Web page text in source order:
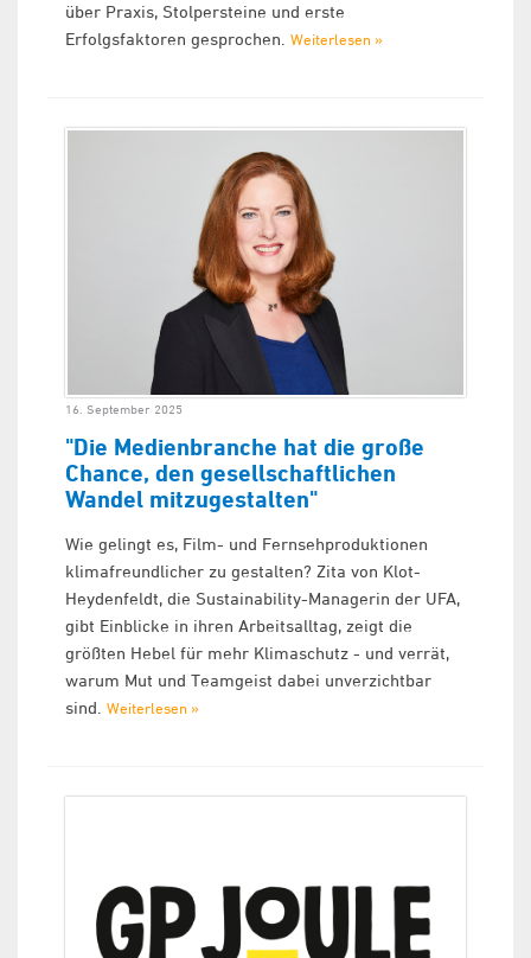
über Praxis, Stolpersteine und erste
Erfolgsfaktoren gesprochen. Weiterlesen »
16. September 2025
"Die Medienbranche hat die große
Chance, den gesellschaftlichen
Wandel mitzugestalten"
Wie gelingt es, Film- und Fernsehproduktionen
klimafreundlicher zu gestalten? Zita von Klot-
Heydenfeldt, die Sustainability-Managerin der UFA,
gibt Einblicke in ihren Arbeitsalltag, zeigt die
größten Hebel für mehr Klimaschutz - und verrät,
warum Mut und Teamgeist dabei unverzichtbar
sind. Weiterlesen »